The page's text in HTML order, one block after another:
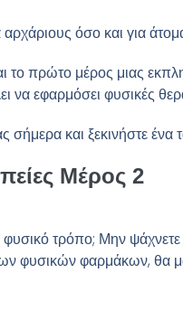
όσο και για
πρώτο μέρος μιας
να εφαρμόσει
και ξεκινήστε ένα
Μέρος 2
τρόπο; Μην
φυσικών φαρμάκων, θα